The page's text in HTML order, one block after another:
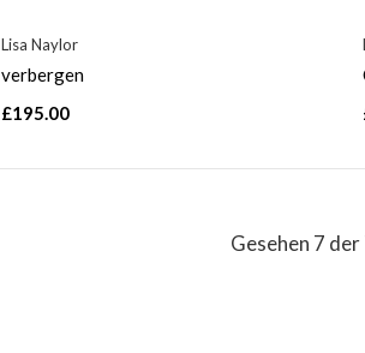
Lisa Naylor
verbergen
£195.00
Gesehen 7